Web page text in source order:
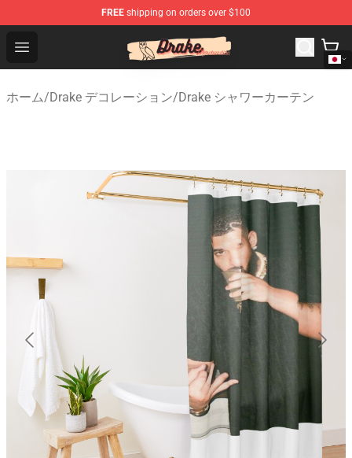
FREE shipping on orders over $100
Open menu
Drake Shop - Official Drake Merchandise Store
ホーム/Drake デコレーション/Drake シャワーカーテン